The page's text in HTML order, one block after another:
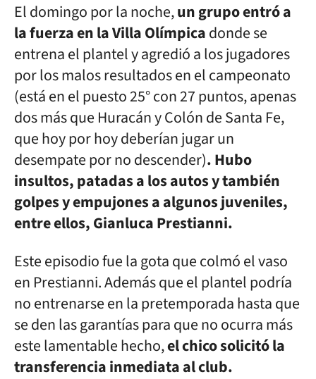
El domingo por la noche,un grupo entró a
la fuerza en la Villa Olímpicadonde se
entrena el plantel y agredió a los jugadores
por los malos resultados en el campeonato
(está en el puesto 25° con 27 puntos, apenas
dos más que Huracán y Colón de Santa Fe,
que hoy por hoy deberían jugar un
desempate por no descender). Hubo
insultos, patadas a los autos y también
golpes y empujones a algunos juveniles,
entre ellos, Gianluca Prestianni.
Este episodio fue la gota que colmó el vaso
en Prestianni. Además que el plantel podría
no entrenarse en la pretemporada hasta que
se den las garantías para que no ocurra más
este lamentable hecho,el chico solicitó la
transferencia inmediata al club.